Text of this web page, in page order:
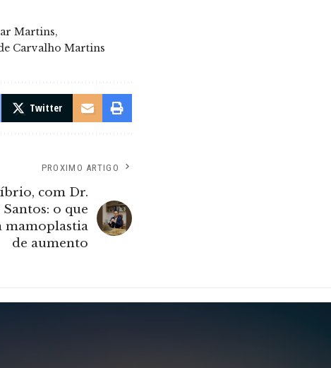
Martins
Carvalho Martins
Twitter
PROXIMO ARTIGO
com Dr.
o que
mamoplastia
de aumento